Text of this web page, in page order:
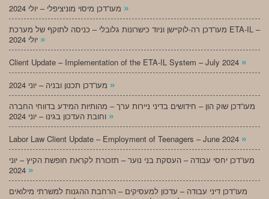
»
מעו”דכן רה-לוקיישן וניוד כישרונות גלובלי – כניסה לתוקף של מערכת ETA-IL –
»
Client Update – Implementation of the ETA-IL System – July 2024 »
»
מעו”דכן שוק הון – חידושים בדיני ניירות ערך – מהותיות המידע בדווחי החברה
»
Labor Law Client Update – Employment of Teenagers – June 2024 »
מעו”דכן יחסי עבודה – העסקת בני נוער – תזכורת לקראת חופשת הקיץ – יוני
»
מעו”דכן דיני עבודה – עדכון למעסיקים – הרחבת ההגנות למשרתי מילואים